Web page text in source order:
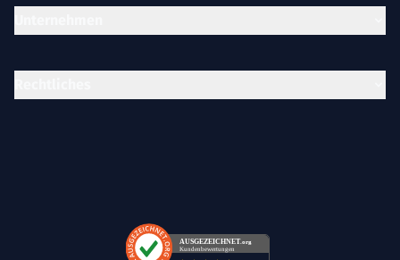
AUSGEZEICHNET.org
Kundenbewertungen